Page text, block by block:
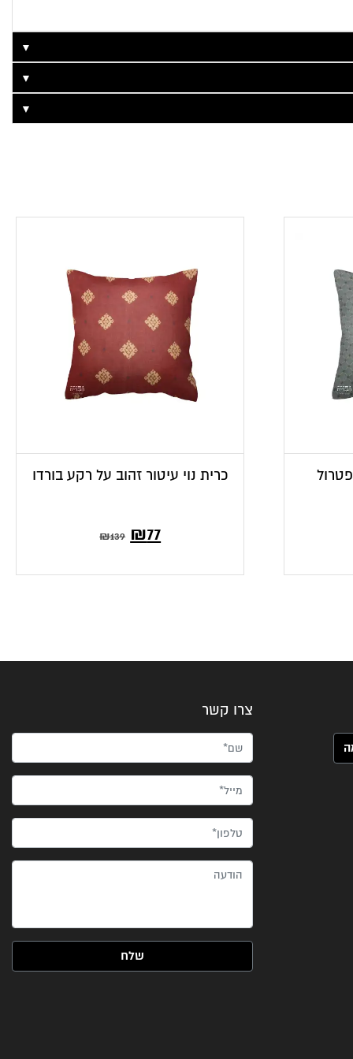
▼
▼
▼
פטרול כרית נוי עיטור זהוב על רקע בורדו
₪139 המחיר
₪77המחיר
צרו קשר
שם*
מייל*
טלפון*
הודעה